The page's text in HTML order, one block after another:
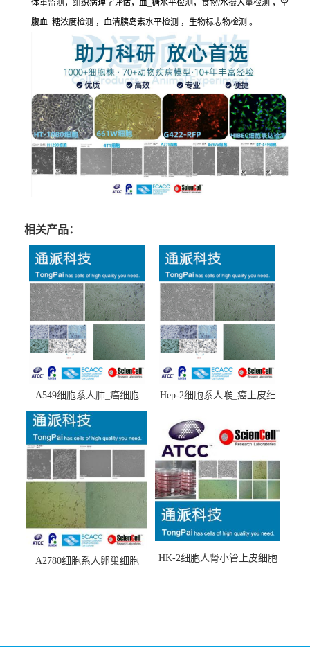
体重监测，组织病理学评估，血_糖水平检测，食物/水摄入量检测 ，空
腹血_糖浓度检测 ，血清胰岛素水平检测 ，生物标志物检测 。
相关产品：
A549细胞系人肺_癌细胞
(A549细胞)
Hep-2细胞系人喉_癌上皮细
A2780细胞系人卵巢细胞
HK-2细胞人肾小管上皮细胞